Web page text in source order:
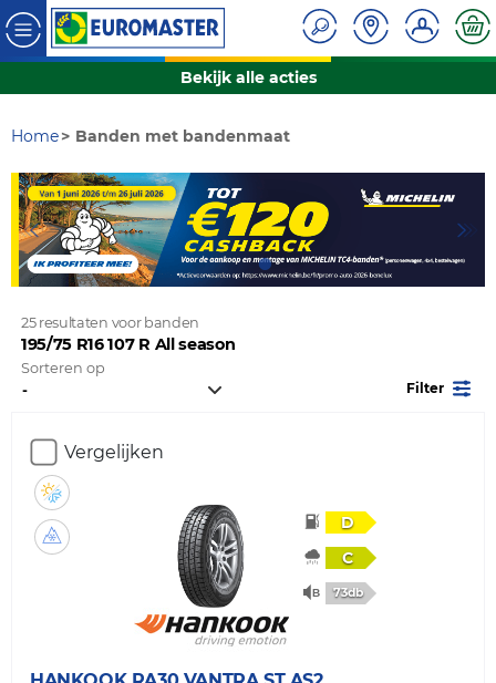
Bekijk alle acties
Home Banden met bandenmaat
25 resultaten voor banden
195/75 R16 107 R All season
Sorteren op
Filter
Vergelijken
D
C
73db